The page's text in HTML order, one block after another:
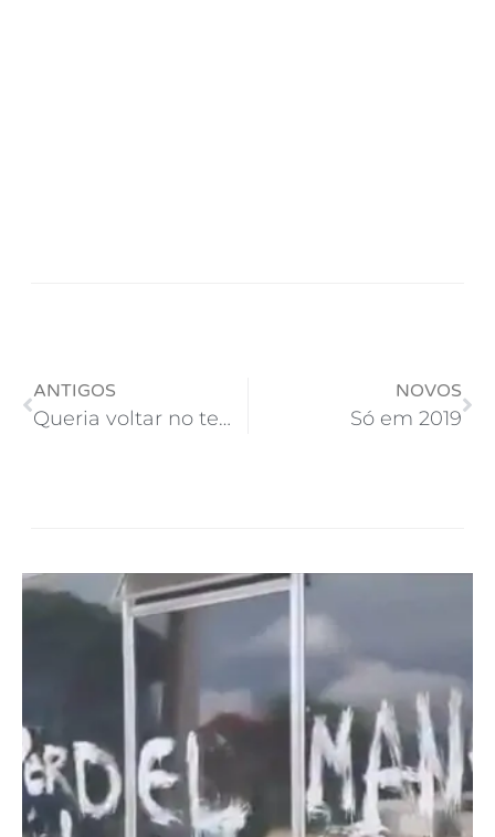
ANTIGOS
Queria voltar no tempo para o ano de 1989
NOVOS
Só em 2019